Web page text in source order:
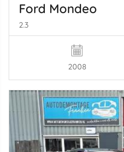
Ford Mondeo
2.3
2008